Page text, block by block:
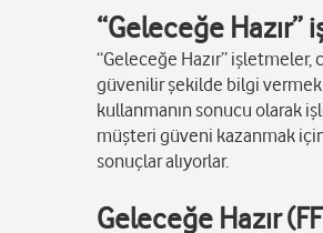
“Geleceğe
“Geleceğe Hazır”
güvenilir şekilde bilgi vermek
kullanmanın sonucu olarak
müşteri güveni kazanmak
sonuçlar alıyorlar.
Geleceğe Hazır